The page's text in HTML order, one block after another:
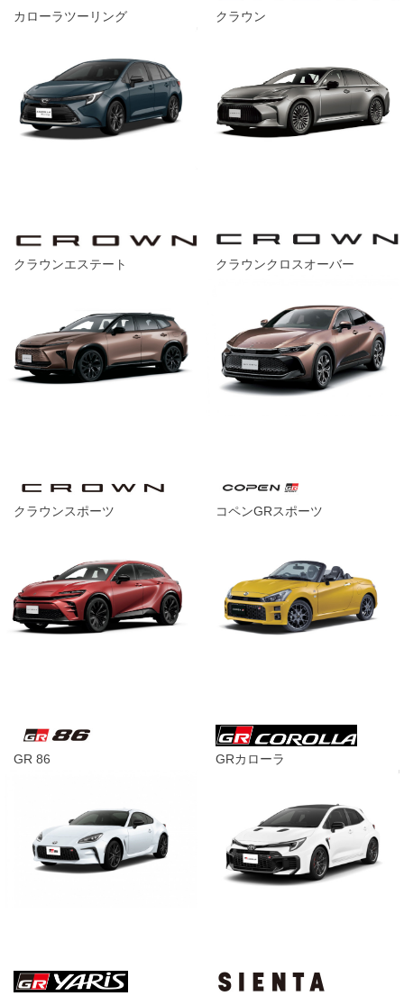
カローラツーリング クラウン
クラウンエステート クラウンクロスオーバー
クラウンスポーツ コペンGRスポーツ
GR 86 GRカローラ